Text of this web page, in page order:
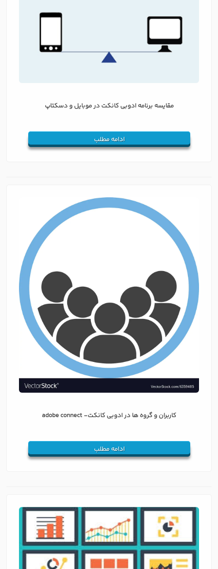
مقایسه برنامه ادوبی کانکت در موبایل و دسکتاپ
ادامه مطلب
کاربران و گروه ها در ادوبی کانکت- adobe connect
ادامه مطلب